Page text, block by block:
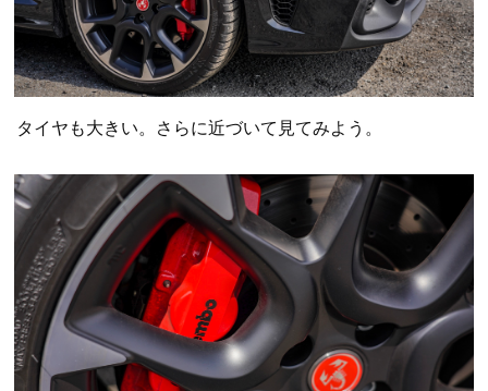
タイヤも大きい。さらに近づいて見てみよう。